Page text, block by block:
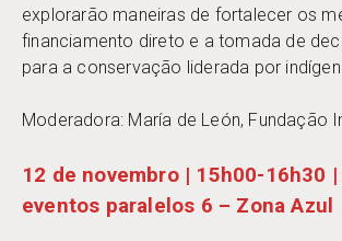
explorarão maneiras de fortalecer os
financiamento direto e a tomada de
para a conservação liderada por
Moderadora: María de León, Fundação
12 de novembro | 15h00-16h30 |
eventos paralelos 6 – Zona Azul